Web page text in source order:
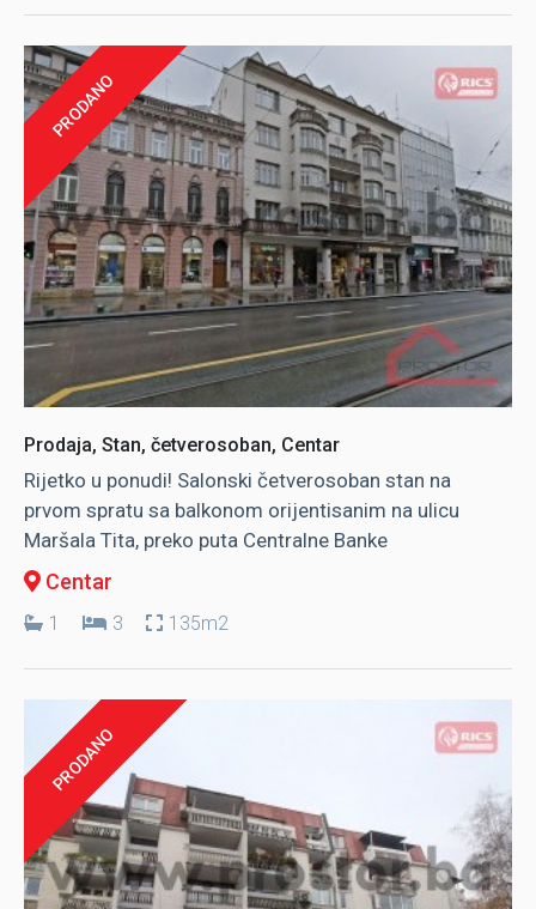
PRODANO
Prodaja, Stan, četverosoban, Centar
Rijetko u ponudi! Salonski četverosoban stan na
prvom spratu sa balkonom orijentisanim na ulicu
Maršala Tita, preko puta Centralne Banke
Centar
1 3 135m2
PRODANO